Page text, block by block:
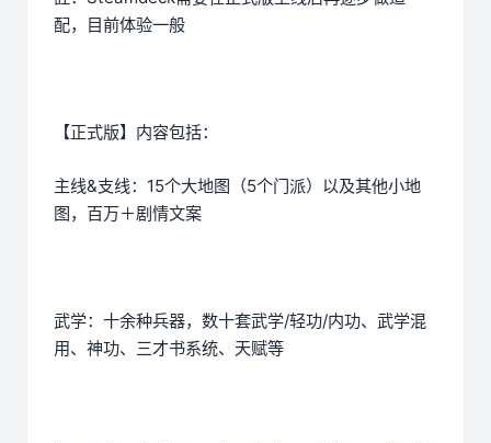
配，目前体验一般
【正式版】内容包括：
主线&支线：15个大地图（5个门派）以及其他小地
图，百万＋剧情文案
武学：十余种兵器，数十套武学/轻功/内功、武学混
用、神功、三才书系统、天赋等